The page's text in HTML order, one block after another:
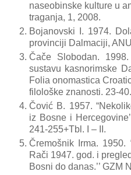
naseobinske kulture u
traganja, 1, 2008.
Bojanovski I. 1974.
provinciji Dalmaciji,
Čače Slobodan.
sustavu kasnorimske
Folia onomastica
filološke znanosti. 23-40.
Čović B. 1957.
iz Bosne i
241-255+Tbl. I – II.
Čremošnik Irma. 1950.
Rači 1947. god. i
Bosni do danas.’’ GZM